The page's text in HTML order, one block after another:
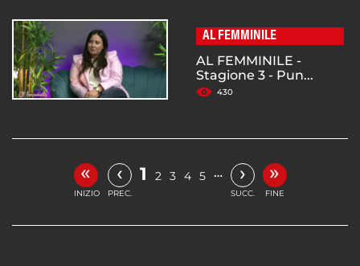
AL FEMMINILE
AL FEMMINILE -
Stagione 3 - Pun...
430
«
INIZIO
‹
PREC.
1 2 3 4 5 … ›
SUCC.
»
FINE